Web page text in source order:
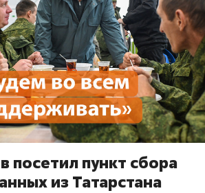
посетил пункт сбора
из Татарстана